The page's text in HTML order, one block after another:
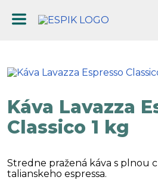
Káva Lavazza
Classico 1 kg
Stredne pražená káva s plnou
talianskeho espressa.